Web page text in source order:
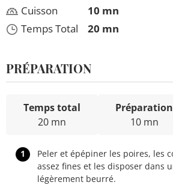
Cuisson
Temps Total
10 mn
20 mn
PRÉPARATION
Temps total
20 mn
Préparation
10 mn
1
Peler et épépiner les poires, les
assez fines et les disposer dans
légèrement beurré.